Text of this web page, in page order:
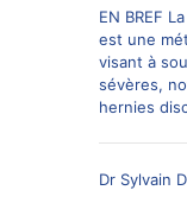
EN BREF
est une
visant à
sévères,
hernies
Dr Sylvain